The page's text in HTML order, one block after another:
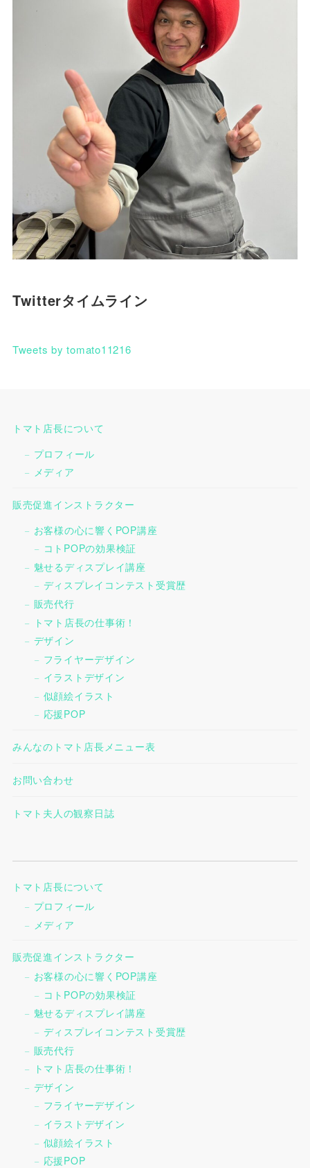
Twitterタイムライン
Tweets by tomato11216
トマト店長について
プロフィール
メディア
販売促進インストラクター
お客様の心に響くPOP講座
コトPOPの効果検証
魅せるディスプレイ講座
ディスプレイコンテスト受賞歴
販売代行
トマト店長の仕事術！
デザイン
フライヤーデザイン
イラストデザイン
似顔絵イラスト
応援POP
みんなのトマト店長メニュー表
お問い合わせ
トマト夫人の観察日誌
トマト店長について
プロフィール
メディア
販売促進インストラクター
お客様の心に響くPOP講座
コトPOPの効果検証
魅せるディスプレイ講座
ディスプレイコンテスト受賞歴
販売代行
トマト店長の仕事術！
デザイン
フライヤーデザイン
イラストデザイン
似顔絵イラスト
応援POP